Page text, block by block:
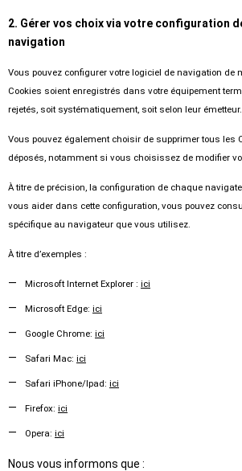
2. Gérer vos choix via votre configuration
navigation
Vous pouvez configurer votre logiciel de navigation de
Cookies soient enregistrés dans votre équipement
rejetés, soit systématiquement, soit selon leur émetteur.
Vous pouvez également choisir de supprimer tous les
déposés, notamment si vous choisissez de modifier
À titre de précision, la configuration de chaque
vous aider dans cette configuration, vous pouvez
spécifique au navigateur que vous utilisez.
À titre d’exemples :
Microsoft Internet Explorer : ici
Microsoft Edge: ici
Google Chrome: ici
Safari Mac: ici
Safari iPhone/Ipad: ici
Firefox: ici
Opera: ici
Nous vous informons que :